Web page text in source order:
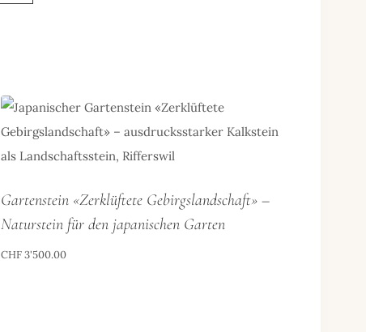
Gartenstein «Zerklüftete Gebirgslandschaft» –
Naturstein für den japanischen Garten
CHF3'500.00